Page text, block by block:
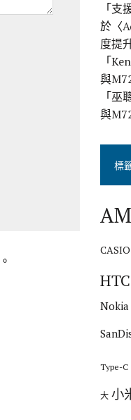
。
「支
於〈
度提
「
與
「巫
與
標
CASIO
HTC
Nokia
Type-C
大 小